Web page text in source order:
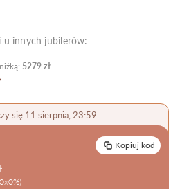
u innych jubilerów:
5279 zł
się 11 sierpnia, 23:59
Kopiuj kod